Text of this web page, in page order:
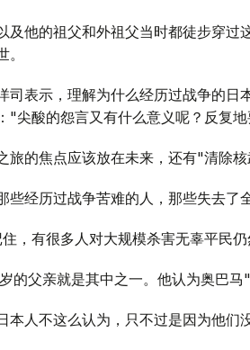
及他的祖父和外祖父当时都徒步穿
司表示，理解为什么经历过战争的日
"尖酸的怨言又有什么意义呢？反复
旅的焦点应该放在未来，还有"清除核
些经历过战争苦难的人，那些失去了
，有很多人对大规模杀害无辜平民
的父亲就是其中之一。他认为奥巴马
本人不这么认为，只不过是因为他们